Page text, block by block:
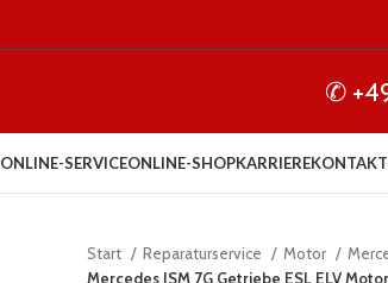
✆
ONLINE-SERVICEONLINE-SHOPKARRIEREKONTAKT
Start Reparaturservice Motor
Mercedes ISM 7G Getriebe ESL ELV